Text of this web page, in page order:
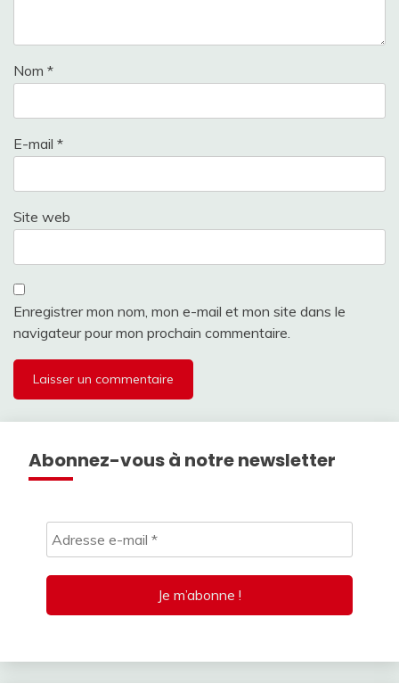
Nom *
E-mail *
Site web
Enregistrer mon nom, mon e-mail et mon site dans le
navigateur pour mon prochain commentaire.
Abonnez-vous à notre newsletter